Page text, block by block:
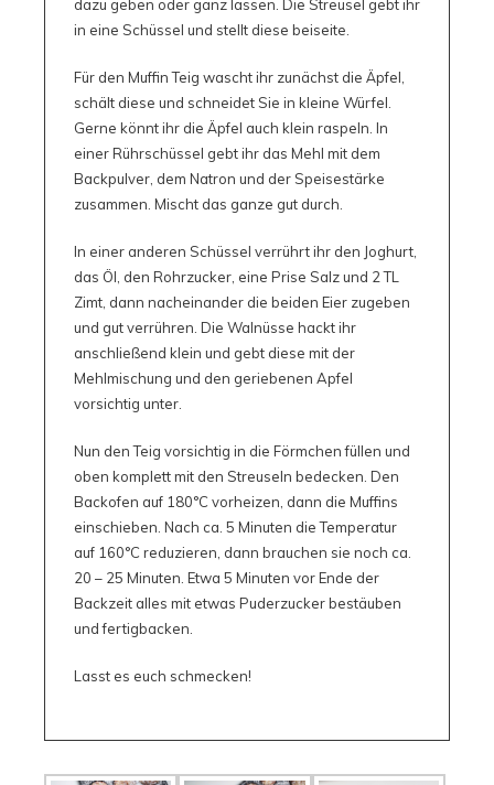
dazu geben oder ganz lassen. Die Streusel gebt ihr
in eine Schüssel und stellt diese beiseite.
Für den Muffin Teig wascht ihr zunächst die Äpfel,
schält diese und schneidet Sie in kleine Würfel.
Gerne könnt ihr die Äpfel auch klein raspeln. In
einer Rührschüssel gebt ihr das Mehl mit dem
Backpulver, dem Natron und der Speisestärke
zusammen. Mischt das ganze gut durch.
In einer anderen Schüssel verrührt ihr den Joghurt,
das Öl, den Rohrzucker, eine Prise Salz und 2 TL
Zimt, dann nacheinander die beiden Eier zugeben
und gut verrühren. Die Walnüsse hackt ihr
anschließend klein und gebt diese mit der
Mehlmischung und den geriebenen Apfel
vorsichtig unter.
Nun den Teig vorsichtig in die Förmchen füllen und
oben komplett mit den Streuseln bedecken. Den
Backofen auf 180°C vorheizen, dann die Muffins
einschieben. Nach ca. 5 Minuten die Temperatur
auf 160°C reduzieren, dann brauchen sie noch ca.
20 – 25 Minuten. Etwa 5 Minuten vor Ende der
Backzeit alles mit etwas Puderzucker bestäuben
und fertigbacken.
Lasst es euch schmecken!